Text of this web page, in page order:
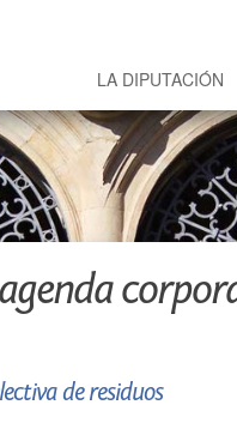
LA DIPUTACIÓN
de residuos